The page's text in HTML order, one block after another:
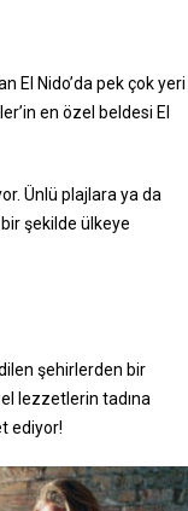
El Nido’da pek çok yeri
en özel beldesi El
Ünlü plajlara ya da
şekilde ülkeye
şehirlerden bir
lezzetlerin tadına
ediyor!